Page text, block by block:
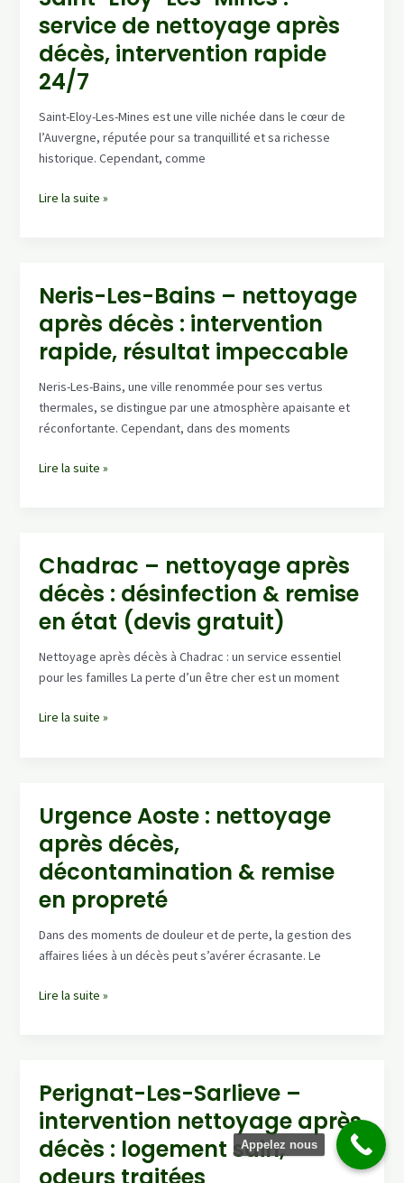
décès,
tri
&
évacuation
service de nettoyage après
décès, intervention rapide
24/7
Saint-Eloy-Les-Mines est une ville nichée dans le cœur de
l’Auvergne, réputée pour sa tranquillité et sa richesse
historique. Cependant, comme
Saint-
service
de
nettoyage
après
décès,
intervention
rapide
Lire la suite »
Neris-Les-Bains – nettoyage
après décès : intervention
rapide, résultat impeccable
Neris-Les-Bains, une ville renommée pour ses vertus
thermales, se distingue par une atmosphère apaisante et
réconfortante. Cependant, dans des moments
Neris-
après
décès
intervention
rapide,
résultat
Lire la suite »
Chadrac – nettoyage après
décès : désinfection & remise
en état (devis gratuit)
Nettoyage après décès à Chadrac : un service essentiel
pour les familles La perte d’un être cher est un moment
Chadrac
désinfection
remise
en
Lire la suite »
Urgence Aoste : nettoyage
après décès,
décontamination & remise
en propreté
Dans des moments de douleur et de perte, la gestion des
affaires liées à un décès peut s’avérer écrasante. Le
Urgence
décès,
décontamination
remise
Lire la suite »
Perignat-Les-Sarlieve –
intervention nettoyage après
décès : logement sain,
odeurs traitées
Appelez nous